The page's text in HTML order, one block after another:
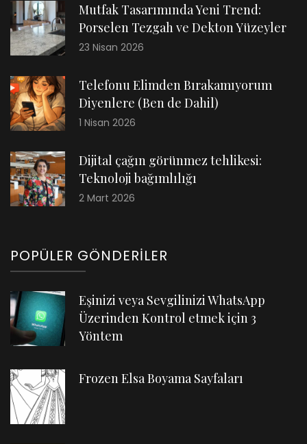
Mutfak Tasarımında Yeni Trend:
Porselen Tezgah ve Dekton Yüzeyler
23 Nisan 2026
Telefonu Elimden Bırakamıyorum
Diyenlere (Ben de Dahil)
1 Nisan 2026
Dijital çağın görünmez tehlikesi:
Teknoloji bağımlılığı
2 Mart 2026
POPÜLER GÖNDERILER
Eşinizi veya Sevgilinizi WhatsApp
Üzerinden Kontrol etmek için 3
Yöntem
Frozen Elsa Boyama Sayfaları